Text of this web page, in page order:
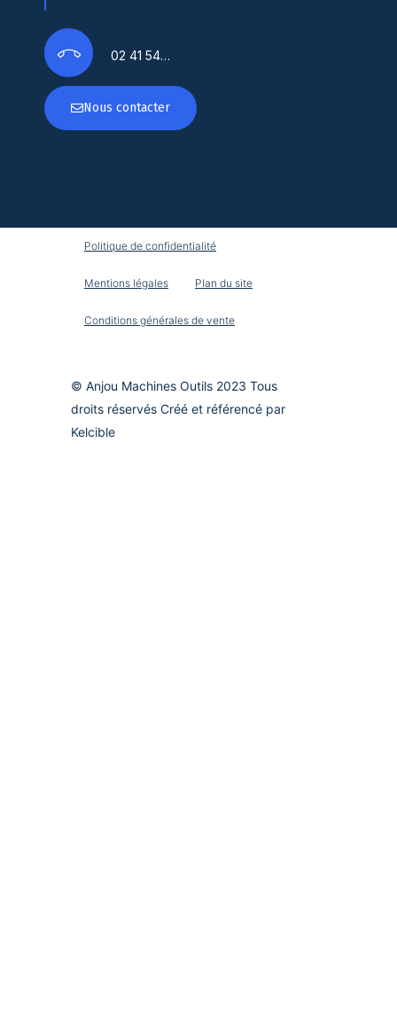
02 41 54…
Nous contacter
Politique de confidentialité
Mentions légales Plan du site
Conditions générales de vente
© Anjou Machines Outils 2023 Tous
droits réservés Créé et référencé par
Kelcible